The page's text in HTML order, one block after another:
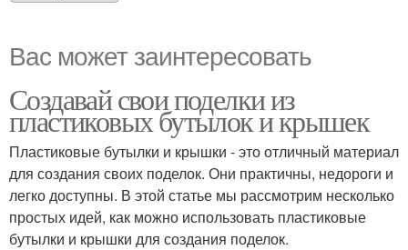
Вас может заинтересовать
Создавай свои поделки из
пластиковых бутылок и крышек
Пластиковые бутылки и крышки - это отличный материал
для создания своих поделок. Они практичны, недороги и
легко доступны. В этой статье мы рассмотрим несколько
простых идей, как можно использовать пластиковые
бутылки и крышки для создания поделок.